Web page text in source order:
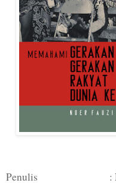
Penulis : Noer